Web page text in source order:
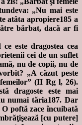
„Nu mai este
atâta apropiere185 a
bărbat, dacă ar fi
este dragostea cea
cei de un suflet
nu de copii, nu de
„A căzut peste
(II Rg l, 26).
dragoste este mai
numai tăria187. Dar
poftă zace încuibată
[cu putere]